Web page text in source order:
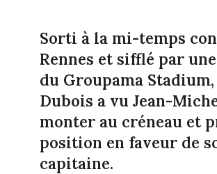
Sorti à la mi-temps
Rennes et sifflé par
du Groupama Stadium,
Dubois a vu Jean-
monter au créneau et
position en faveur de
capitaine.